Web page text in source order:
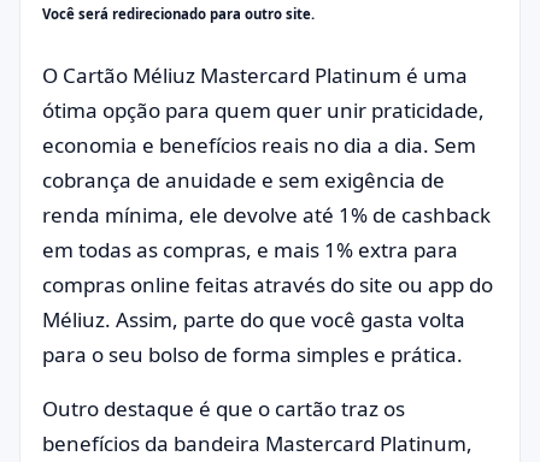
Você será redirecionado para outro site.
O Cartão Méliuz Mastercard Platinum é uma
ótima opção para quem quer unir praticidade,
economia e benefícios reais no dia a dia. Sem
cobrança de anuidade e sem exigência de
renda mínima, ele devolve até 1% de cashback
em todas as compras, e mais 1% extra para
compras online feitas através do site ou app do
Méliuz. Assim, parte do que você gasta volta
para o seu bolso de forma simples e prática.
Outro destaque é que o cartão traz os
benefícios da bandeira Mastercard Platinum,